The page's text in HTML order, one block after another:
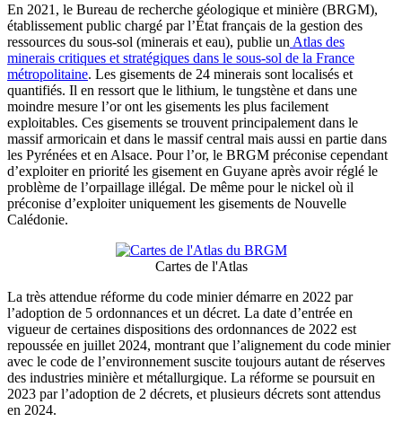
En 2021, le Bureau de recherche géologique et minière (BRGM),
établissement public chargé par l’État français de la gestion des
ressources du sous-sol (minerais et eau), publie un Atlas des
minerais critiques et stratégiques dans le sous-sol de la France
métropolitaine. Les gisements de 24 minerais sont localisés et
quantifiés. Il en ressort que le lithium, le tungstène et dans une
moindre mesure l’or ont les gisements les plus facilement
exploitables. Ces gisements se trouvent principalement dans le
massif armoricain et dans le massif central mais aussi en partie dans
les Pyrénées et en Alsace. Pour l’or, le BRGM préconise cependant
d’exploiter en priorité les gisement en Guyane après avoir réglé le
problème de l’orpaillage illégal. De même pour le nickel où il
préconise d’exploiter uniquement les gisements de Nouvelle
Calédonie.
Cartes de l'Atlas
La très attendue réforme du code minier démarre en 2022 par
l’adoption de 5 ordonnances et un décret. La date d’entrée en
vigueur de certaines dispositions des ordonnances de 2022 est
repoussée en juillet 2024, montrant que l’alignement du code minier
avec le code de l’environnement suscite toujours autant de réserves
des industries minière et métallurgique. La réforme se poursuit en
2023 par l’adoption de 2 décrets, et plusieurs décrets sont attendus
en 2024.